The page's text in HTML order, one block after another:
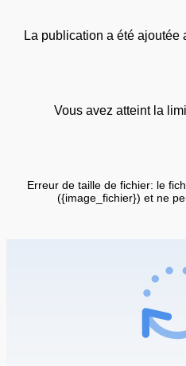
La publication a été ajoutée
Vous avez atteint la
Erreur de taille de fichier: le
({image_fichier}) et ne